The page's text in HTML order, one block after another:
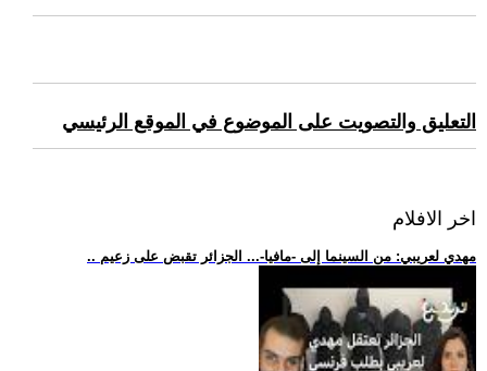
التعليق والتصويت على الموضوع في الموقع الرئيسي
اخر الافلام
.. مهدي لعريبي: من السينما إلى -مافيا-... الجزائر تقبض على زعيم